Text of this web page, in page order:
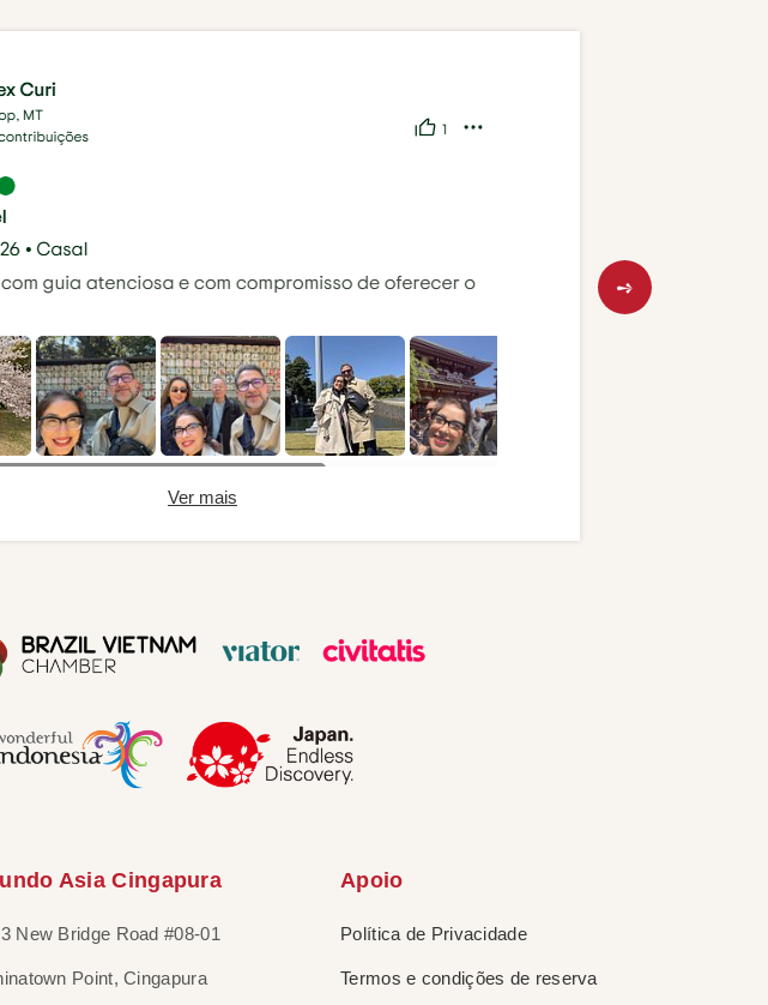
Ver mais
Asia Cingapura
New Bridge Road #08-01
Point, Cingapura
Apoio
Política de Privacidade
Termos e condições de reserva